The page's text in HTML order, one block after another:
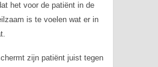
het voor de patiënt in de
is te voelen wat er in
zijn patiënt juist tegen